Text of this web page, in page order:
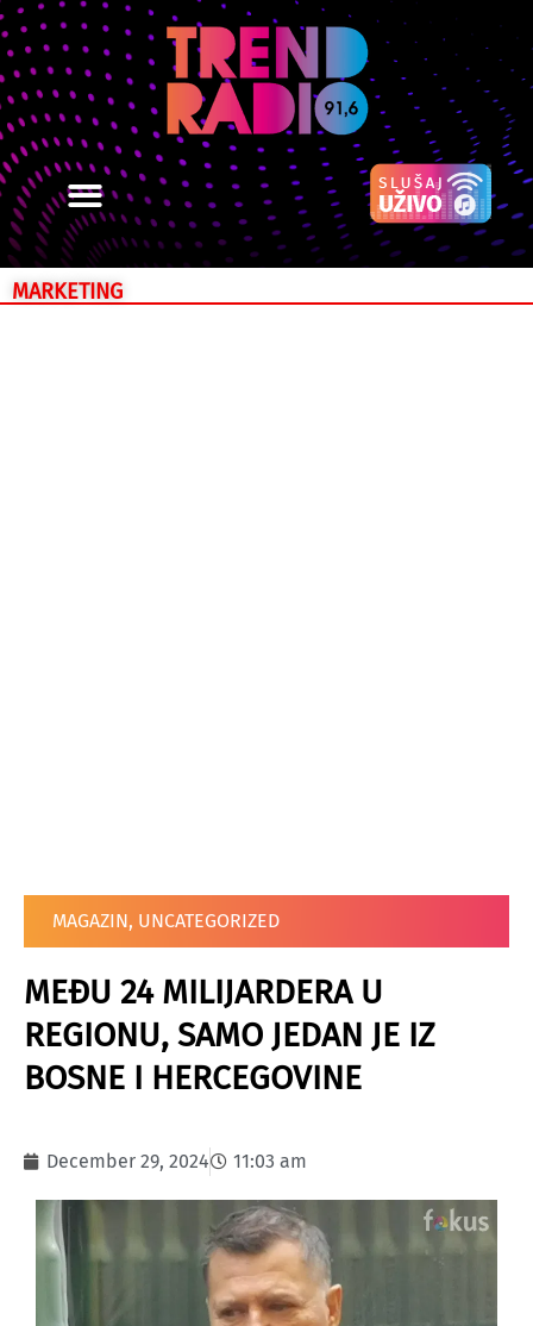
MARKETING
MAGAZIN, UNCATEGORIZED
MEĐU 24 MILIJARDERA U
REGIONU, SAMO JEDAN JE IZ
BOSNE I HERCEGOVINE
December 29, 2024 11:03 am